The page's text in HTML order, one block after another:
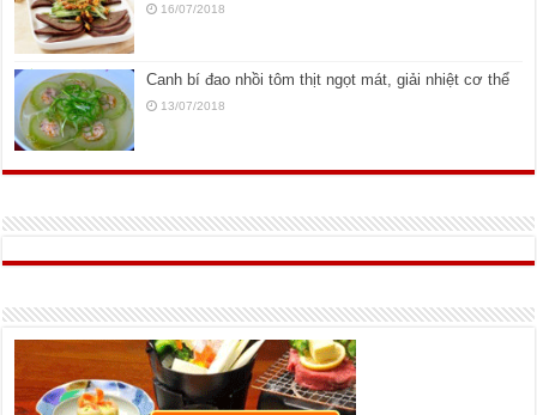
16/07/2018
Canh bí đao nhồi tôm thịt ngọt mát, giải nhiệt cơ thể
13/07/2018